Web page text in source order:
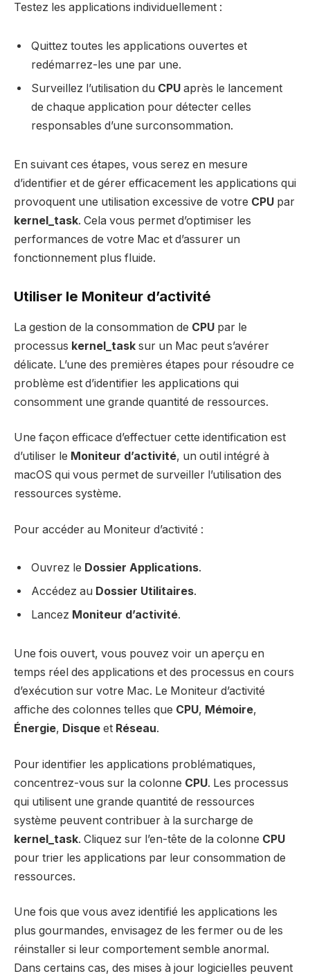
Testez les applications individuellement :
Quittez toutes les applications ouvertes et
redémarrez-les une par une.
Surveillez l’utilisation du CPU après le lancement
de chaque application pour détecter celles
responsables d’une surconsommation.
En suivant ces étapes, vous serez en mesure
d’identifier et de gérer efficacement les applications qui
provoquent une utilisation excessive de votre CPU par
kernel_task. Cela vous permet d’optimiser les
performances de votre Mac et d’assurer un
fonctionnement plus fluide.
Utiliser le Moniteur d’activité
La gestion de la consommation de CPU par le
processus kernel_task sur un Mac peut s’avérer
délicate. L’une des premières étapes pour résoudre ce
problème est d’identifier les applications qui
consomment une grande quantité de ressources.
Une façon efficace d’effectuer cette identification est
d’utiliser le Moniteur d’activité, un outil intégré à
macOS qui vous permet de surveiller l’utilisation des
ressources système.
Pour accéder au Moniteur d’activité :
Ouvrez le Dossier Applications.
Accédez au Dossier Utilitaires.
Lancez Moniteur d’activité.
Une fois ouvert, vous pouvez voir un aperçu en
temps réel des applications et des processus en cours
d’exécution sur votre Mac. Le Moniteur d’activité
affiche des colonnes telles que CPU, Mémoire,
Énergie, Disque et Réseau.
Pour identifier les applications problématiques,
concentrez-vous sur la colonne CPU. Les processus
qui utilisent une grande quantité de ressources
système peuvent contribuer à la surcharge de
kernel_task. Cliquez sur l’en-tête de la colonne CPU
pour trier les applications par leur consommation de
ressources.
Une fois que vous avez identifié les applications les
plus gourmandes, envisagez de les fermer ou de les
réinstaller si leur comportement semble anormal.
Dans certains cas, des mises à jour logicielles peuvent